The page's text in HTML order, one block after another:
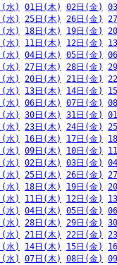
(水) 01日(木) 02日(金)
(水) 25日(木) 26日(金)
(水) 18日(木) 19日(金)
(水) 11日(木) 12日(金)
(水) 04日(木) 05日(金)
(水) 27日(木) 28日(金)
(水) 20日(木) 21日(金)
(水) 13日(木) 14日(金)
(水) 06日(木) 07日(金)
(水) 30日(木) 31日(金)
(水) 23日(木) 24日(金)
(水) 16日(木) 17日(金)
(水) 09日(木) 10日(金)
(水) 02日(木) 03日(金)
(水) 25日(木) 26日(金)
(水) 18日(木) 19日(金)
(水) 11日(木) 12日(金)
(水) 04日(木) 05日(金)
(水) 28日(木) 29日(金)
(水) 21日(木) 22日(金)
(水) 14日(木) 15日(金)
(水) 07日(木) 08日(金)